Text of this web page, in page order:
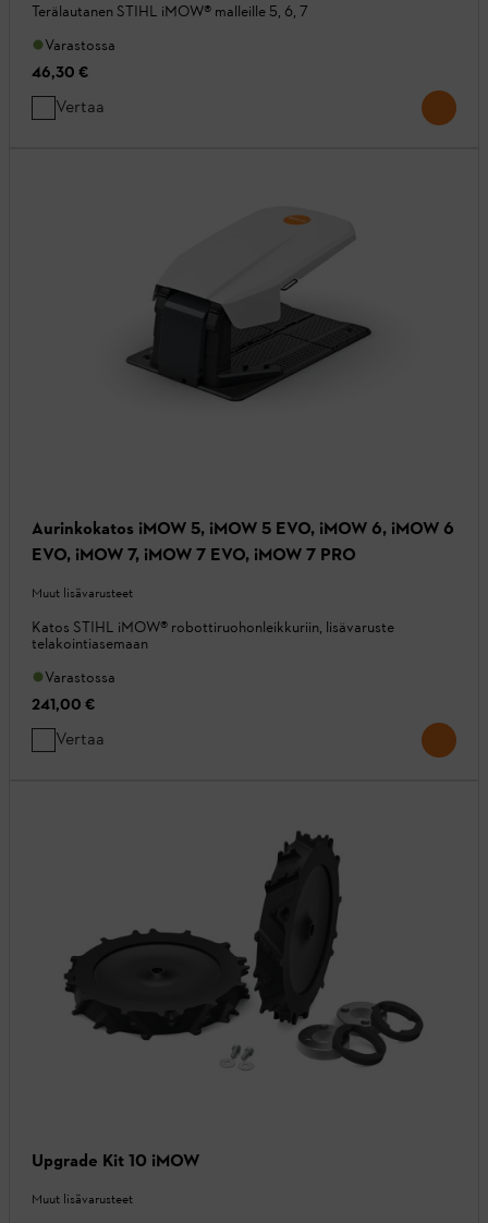
Terälautanen STIHL iMOW® malleille 5, 6, 7
Varastossa
46,30 €
Vertaa
Aurinkokatos iMOW 5, iMOW 5 EVO, iMOW 6, iMOW 6
EVO, iMOW 7, iMOW 7 EVO, iMOW 7 PRO
Muut lisävarusteet
Katos STIHL iMOW® robottiruohonleikkuriin, lisävaruste
telakointiasemaan
Varastossa
241,00 €
Vertaa
Upgrade Kit 10 iMOW
Muut lisävarusteet